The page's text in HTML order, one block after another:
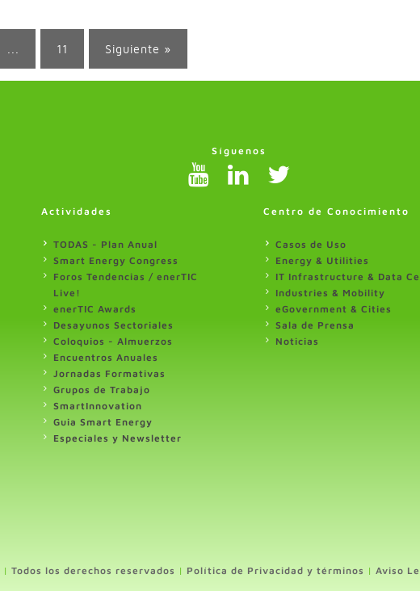
11 Siguiente »
Síguenos
Actividades
TODAS - Plan Anual
Smart Energy Congress
Foros Tendencias / enerTIC
Live!
enerTIC Awards
Desayunos Sectoriales
Coloquios - Almuerzos
Encuentros Anuales
Jornadas Formativas
Grupos de Trabajo
SmartInnovation
Guia Smart Energy
Especiales y Newsletter
Centro de Conocimiento
Casos de Uso
Energy & Utilities
IT Infrastructure & Data
Industries & Mobility
eGovernment & Cities
Sala de Prensa
Noticias
| Todos los derechos reservados | Política de Privacidad y términos | Aviso